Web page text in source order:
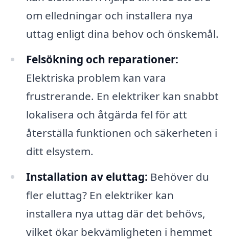
om elledningar och installera nya
uttag enligt dina behov och önskemål.
Felsökning och reparationer:
Elektriska problem kan vara
frustrerande. En elektriker kan snabbt
lokalisera och åtgärda fel för att
återställa funktionen och säkerheten i
ditt elsystem.
Installation av eluttag: Behöver du
fler eluttag? En elektriker kan
installera nya uttag där det behövs,
vilket ökar bekvämligheten i hemmet